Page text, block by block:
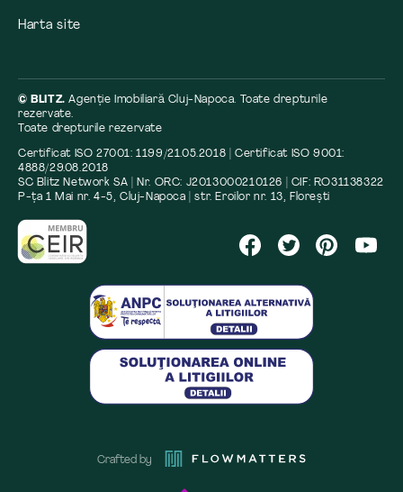
Harta site
© BLITZ.Agenție Imobiliară Cluj-Napoca. Toate drepturile
rezervate.
Toate drepturile rezervate
Certificat ISO 27001: 1199/21.05.2018 | Certificat ISO 9001:
4888/29.08.2018
SC Blitz Network SA | Nr. ORC: J2013000210126 | CIF: RO31138322
P-ța 1 Mai nr. 4-5, Cluj-Napoca | str. Eroilor nr. 13, Florești
Crafted by